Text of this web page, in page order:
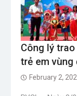
Công lý
trẻ em vùng
February 2,